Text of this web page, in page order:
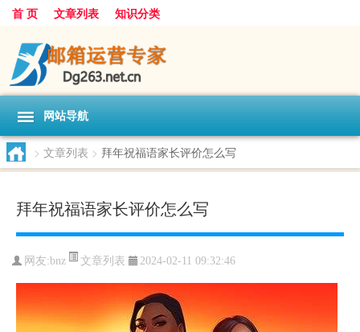
首 页 文章列表 知识分类
网站导航
> 文章列表 > 拜年祝福语家长评价怎么写
拜年祝福语家长评价怎么写
网友:bnz 文章列表 2024-02-11 09:32:46